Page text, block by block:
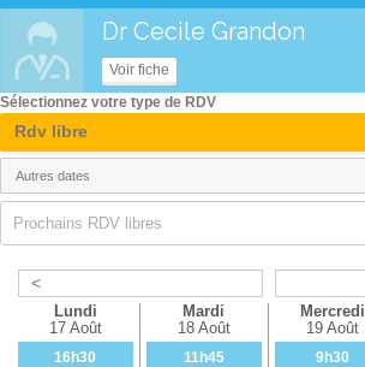
Dr Cecile Grandon
Voir fiche
<
Lundi
17 Août
16h30
Mardi
18 Août
11h45
Mercredi
19 Août
9h30
Sélectionnez votre type de RDV
Rdv libre
Prochains RDV libres